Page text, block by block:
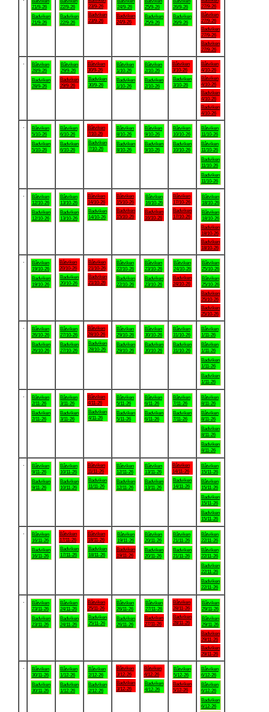
21/9-26
Badviken
21/9-26
22/9-26
Badviken
22/9-26
23/9-26
Badviken
23/9-26
24/9-26
Badviken
24/9-26
25/9-26
Badviken
25/9-26
26/9-26
Badviken
26/9-26
27/9-26
Båtviken
27/9-26
Badviken
27/9-26
Badviken
27/9-26
Båtviken
28/9-26
Badviken
28/9-26
Båtviken
29/9-26
Badviken
29/9-26
Båtviken
30/9-26
Badviken
30/9-26
Båtviken
1/10-26
Badviken
1/10-26
Båtviken
2/10-26
Badviken
2/10-26
Båtviken
3/10-26
Badviken
3/10-26
Båtviken
4/10-26
Båtviken
4/10-26
Badviken
4/10-26
Badviken
4/10-26
Båtviken
5/10-26
Badviken
5/10-26
Båtviken
6/10-26
Badviken
6/10-26
Båtviken
7/10-26
Badviken
7/10-26
Båtviken
8/10-26
Badviken
8/10-26
Båtviken
9/10-26
Badviken
9/10-26
Båtviken
10/10-26
Badviken
10/10-26
Båtviken
11/10-26
Båtviken
11/10-26
Badviken
11/10-26
Badviken
11/10-26
Båtviken
12/10-26
Badviken
12/10-26
Båtviken
13/10-26
Badviken
13/10-26
Båtviken
14/10-26
Badviken
14/10-26
Båtviken
15/10-26
Badviken
15/10-26
Båtviken
16/10-26
Badviken
16/10-26
Båtviken
17/10-26
Badviken
17/10-26
Båtviken
18/10-26
Båtviken
18/10-26
Badviken
18/10-26
Badviken
18/10-26
Båtviken
19/10-26
Badviken
19/10-26
Båtviken
20/10-26
Badviken
20/10-26
Båtviken
21/10-26
Badviken
21/10-26
Båtviken
22/10-26
Badviken
22/10-26
Båtviken
23/10-26
Badviken
23/10-26
Båtviken
24/10-26
Badviken
24/10-26
Båtviken
25/10-26
Båtviken
25/10-26
Badviken
25/10-26
Badviken
25/10-26
Båtviken
26/10-26
Badviken
26/10-26
Båtviken
27/10-26
Badviken
27/10-26
Båtviken
28/10-26
Badviken
28/10-26
Båtviken
29/10-26
Badviken
29/10-26
Båtviken
30/10-26
Badviken
30/10-26
Båtviken
31/10-26
Badviken
31/10-26
Båtviken
1/11-26
Båtviken
1/11-26
Badviken
1/11-26
Badviken
1/11-26
Båtviken
2/11-26
Badviken
2/11-26
Båtviken
3/11-26
Badviken
3/11-26
Båtviken
4/11-26
Badviken
4/11-26
Båtviken
5/11-26
Badviken
5/11-26
Båtviken
6/11-26
Badviken
6/11-26
Båtviken
7/11-26
Badviken
7/11-26
Båtviken
8/11-26
Båtviken
8/11-26
Badviken
8/11-26
Badviken
8/11-26
Båtviken
9/11-26
Badviken
9/11-26
Båtviken
10/11-26
Badviken
10/11-26
Båtviken
11/11-26
Badviken
11/11-26
Båtviken
12/11-26
Badviken
12/11-26
Båtviken
13/11-26
Badviken
13/11-26
Båtviken
14/11-26
Badviken
14/11-26
Båtviken
15/11-26
Båtviken
15/11-26
Badviken
15/11-26
Badviken
15/11-26
Båtviken
16/11-26
Badviken
16/11-26
Båtviken
17/11-26
Badviken
17/11-26
Båtviken
18/11-26
Badviken
18/11-26
Båtviken
19/11-26
Badviken
19/11-26
Båtviken
20/11-26
Badviken
20/11-26
Båtviken
21/11-26
Badviken
21/11-26
Båtviken
22/11-26
Båtviken
22/11-26
Badviken
22/11-26
Badviken
22/11-26
Båtviken
23/11-26
Badviken
23/11-26
Båtviken
24/11-26
Badviken
24/11-26
Båtviken
25/11-26
Badviken
25/11-26
Båtviken
26/11-26
Badviken
26/11-26
Båtviken
27/11-26
Badviken
27/11-26
Båtviken
28/11-26
Badviken
28/11-26
Båtviken
29/11-26
Båtviken
29/11-26
Badviken
29/11-26
Badviken
29/11-26
Båtviken
30/11-26
Badviken
30/11-26
Båtviken
1/12-26
Badviken
1/12-26
Båtviken
2/12-26
Badviken
2/12-26
Båtviken
3/12-26
Badviken
3/12-26
Båtviken
4/12-26
Badviken
4/12-26
Båtviken
5/12-26
Badviken
5/12-26
Båtviken
6/12-26
Båtviken
6/12-26
Badviken
6/12-26